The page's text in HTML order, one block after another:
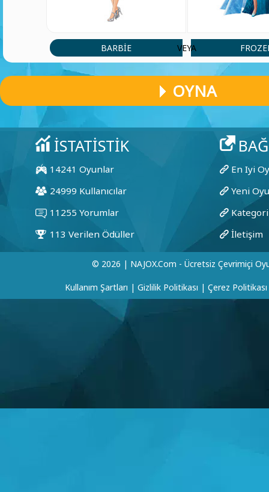
BARBIE VEYA
OYNA
© 2026 | NAJOX.com - Ücretsiz Çevrimiçi
Kullanım Şartları | Gizlilik Politikası | Çerez Politikası